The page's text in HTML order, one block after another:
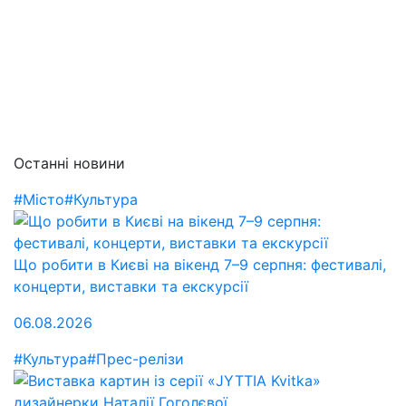
Останні новини
#Місто#Культура
Що робити в Києві на вікенд 7–9 серпня: фестивалі,
концерти, виставки та екскурсії
06.08.2026
#Культура#Прес-релізи